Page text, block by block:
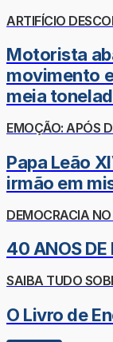
ARTIFÍCIO
Motorista
movimento
meia
EMOÇÃO: APÓS
Papa Leão
irmão em
DEMOCRACIA
40 ANOS DE
SAIBA TUDO
O Livro de